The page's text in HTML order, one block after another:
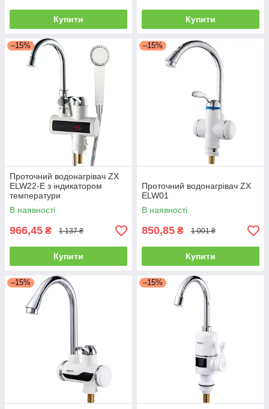
Купити Купити
–15%
Проточний водонагрівач ZX
ELW22-E з індикатором
температури
В наявності
966,45 ₴ 1 137 ₴
Купити
–15%
Проточний водонагрівач ZX
ELW01
В наявності
850,85 ₴ 1 001 ₴
Купити
–15% –15%